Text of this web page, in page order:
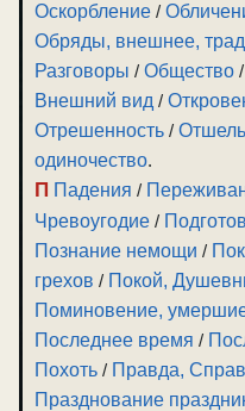
Оскорбление /
Обряды, внешнее,
Разговоры /Общество
Внешний вид /
Отрешенность /
одиночество.
П Падения /
Чревоугодие /
Познание немощи /
грехов / Покой,
Поминовение,
Последнее время /
Похоть / Правда,
Празднование